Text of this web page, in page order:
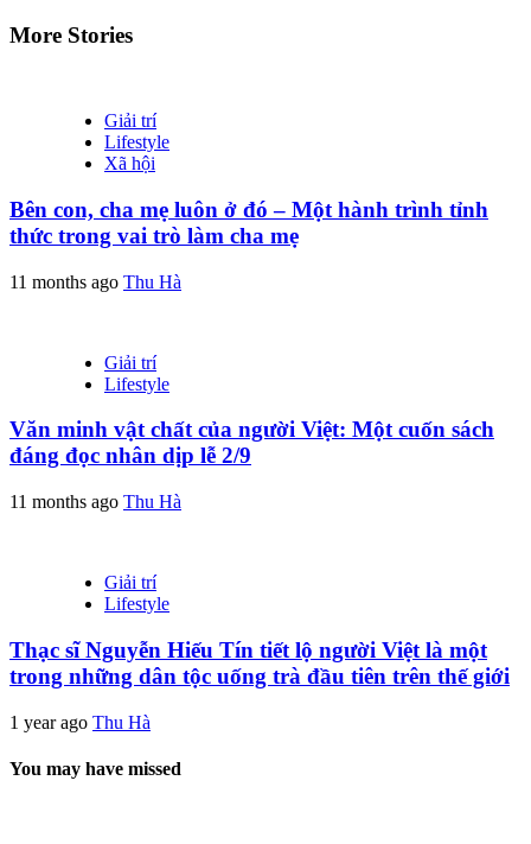
More Stories
Giải trí
Lifestyle
Xã hội
Bên con, cha mẹ luôn ở đó – Một hành trình tỉnh
thức trong vai trò làm cha mẹ
11 months ago Thu Hà
Giải trí
Lifestyle
Văn minh vật chất của người Việt: Một cuốn sách
đáng đọc nhân dịp lễ 2/9
11 months ago Thu Hà
Giải trí
Lifestyle
Thạc sĩ Nguyễn Hiếu Tín tiết lộ người Việt là một
trong những dân tộc uống trà đầu tiên trên thế giới
1 year ago Thu Hà
You may have missed